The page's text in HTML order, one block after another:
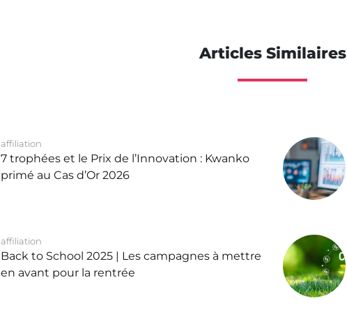
Articles Similaires
affiliation
7 trophées et le Prix de l’Innovation : Kwanko
primé au Cas d’Or 2026
affiliation
Back to School 2025 | Les campagnes à mettre
en avant pour la rentrée